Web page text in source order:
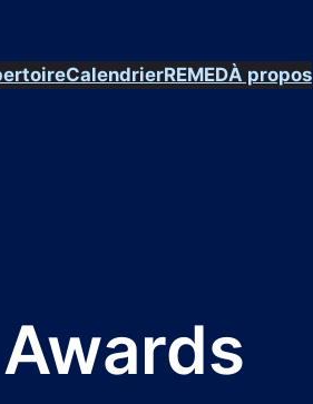
CalendrierREMEDÀ propos